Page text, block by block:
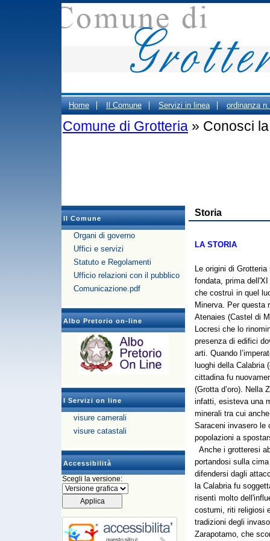
Home Il Comune Servizi in linea
ordinanza
ORARIO CIMITERO
Portale Trasparenza - Gestione
Comune di Grotteria » Conosci
Il Comune
Organi di governo
Uffici e servizi
Statuto e Regolamenti
Ufficio relazioni con il pubblico
Comunicazione.pdf
Albo Pretorio on-line
I Servizi on line
visure camerali
visure catastali
Accessibilità
Scegli la versione:
Storia
LA STORIA
Le origini di
fondata, prima
che costruì in quel
Minerva. Per questa
Atenaies (Castel di
Locresi che lo
presenza di edifici
arti. Quando
luoghi della Calabria
cittadina fu
(Grotta d’oro). Nella
infatti, esisteva una
minerali tra cui
Saraceni invasero le
popolazioni a
Anche i grotteresi
portandosi sulla
difendersi dagli
la Calabria fu
risentì molto
costumi, riti religiosi
tradizioni degli
Zarapotamo, che